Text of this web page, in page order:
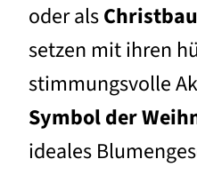
oder als
setzen mit ihren
stimmungsvolle
Symbol der
ideales